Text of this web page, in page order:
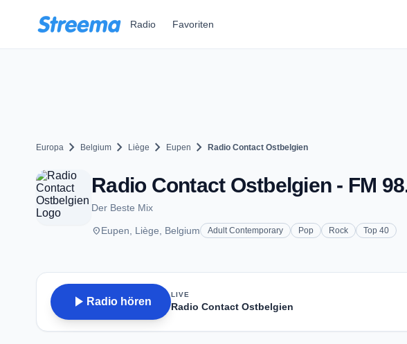
Radio Favoriten
Europa chevron_right Belgium chevron_right Liège chevron_right Eupen chevron_right Radio Contact Ostbelgien
Radio Contact Ostbelgien - FM
Der Beste Mix
placeEupen, Liège, Belgium Adult Contemporary Pop Rock Top 40
play_arrow Radio hören
LIVE
Radio Contact Ostbelgien